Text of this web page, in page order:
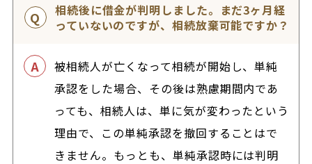
相続後に借金が判明しました。まだ3ヶ月経
っていないのですが、相続放棄可能ですか？
被相続人が亡くなって相続が開始し、単純
承認をした場合、その後は熟慮期間内であ
っても、相続人は、単に気が変わったという
理由で、この単純承認を撤回することはで
きません。もっとも、単純承認時には判明